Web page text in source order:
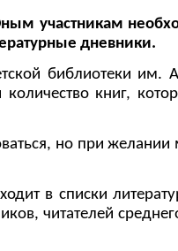
участникам
дневники.
библиотеки им.
книг,
но при желании
в списки
читателей